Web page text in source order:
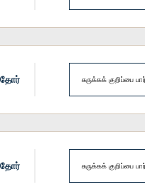
சுருக்கக் குறிப்பை
சுருக்கக் குறிப்பை